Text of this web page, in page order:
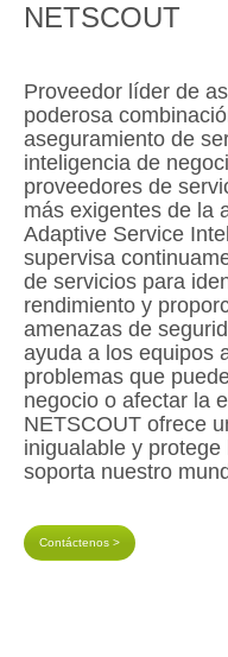
NETSCOUT
Proveedor líder de
poderosa
aseguramiento de
inteligencia de
proveedores de
más exigentes de la
Adaptive Service
supervisa
de servicios para
rendimiento y
amenazas de
ayuda a los equipos
problemas que
negocio o afectar la
NETSCOUT ofrece
inigualable y
soporta nuestro
Contáctenos >